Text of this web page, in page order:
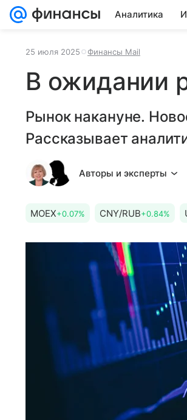
Аналитика
25 июля 2025 Финансы Mail
В ожидании
Рынок накануне.
Рассказывает
Авторы и эксперты
MOEX+0.07% CNY/RUB+0.84%